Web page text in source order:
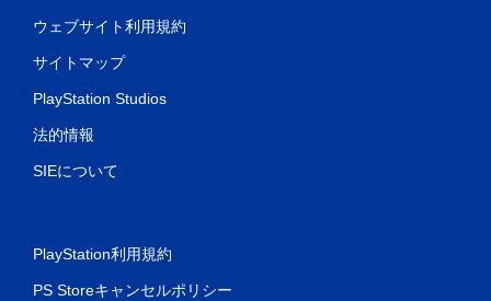
ウェブサイト利用規約
サイトマップ
PlayStation Studios
法的情報
SIEについて
PlayStation利用規約
PS Storeキャンセルポリシー